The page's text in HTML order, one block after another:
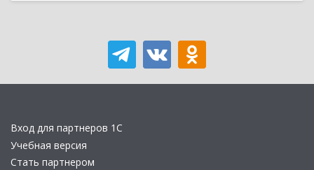
Вход для партнеров 1С
Учебная версия
Стать партнером